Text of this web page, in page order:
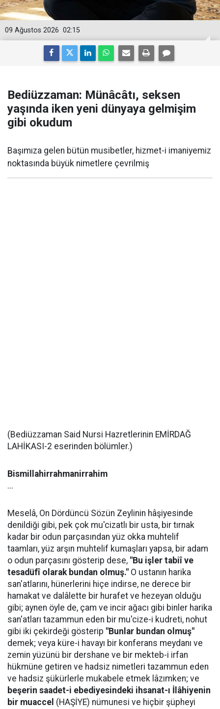
02:15
09 Ağustos 2026
Bediüzzaman: Münâcâtı, seksen
yaşında iken yeni dünyaya gelmişim
gibi okudum
Başımıza gelen bütün musibetler, hizmet-i imaniyemiz
noktasında büyük nimetlere çevrilmiş
(Bediüzzaman Said Nursi Hazretlerinin EMİRDAĞ
LAHİKASI-2 eserinden bölümler.)
Bismillahirrahmanirrahim
...
Meselâ, On Dördüncü Sözün Zeylinin hâşiyesinde
denildiği gibi, pek çok mu'cizatlı bir usta, bir tırnak
kadar bir odun parçasından yüz okka muhtelif
taamları, yüz arşın muhtelif kumaşları yapsa, bir adam
o odun parçasını gösterip dese, "Bu işler tabiî ve
tesadüfî olarak bundan olmuş." O ustanın harika
san'atlarını, hünerlerini hiçe indirse, ne derece bir
hamakat ve dalâlette bir hurafet ve hezeyan olduğu
gibi; aynen öyle de, çam ve incir ağacı gibi binler harika
san'atları tazammun eden bir mu'cize-i kudreti, nohut
gibi iki çekirdeği gösterip "Bunlar bundan olmuş"
demek; veya küre-i havayı bir konferans meydanı ve
zemin yüzünü bir dershane ve bir mekteb-i irfan
hükmüne getiren ve hadsiz nimetleri tazammun eden
ve hadsiz şükürlerle mukabele etmek lâzımken; ve
beşerin saadet-i ebediyesindeki ihsanat-ı İlâhiyenin
bir muaccel (HAŞİYE) nümunesi ve hiçbir şüpheyi